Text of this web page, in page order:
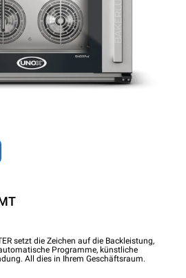
setzt die Zeichen auf die Backleistung,
Programme, künstliche
All dies in Ihrem Geschäftsraum.